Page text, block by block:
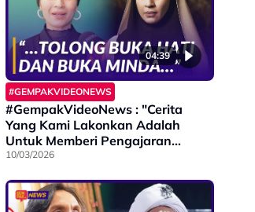
04:39
#GEMPAKVIDEONEWS
#GempakVideoNews : "Cerita
Yang Kami Lakonkan Adalah
Untuk Memberi Pengajaran
Kepada Masyarakat” - Marissa
10/03/2026